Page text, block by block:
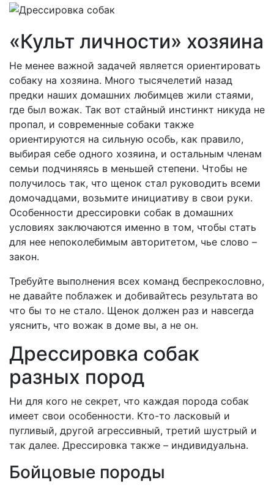
«Культ личности» хозяина
Не менее важной задачей является ориентировать
собаку на хозяина. Много тысячелетий назад
предки наших домашних любимцев жили стаями,
где был вожак. Так вот стайный инстинкт никуда не
пропал, и современные собаки также
ориентируются на сильную особь, как правило,
выбирая себе одного хозяина, и остальным членам
семьи подчиняясь в меньшей степени. Чтобы не
получилось так, что щенок стал руководить всеми
домочадцами, возьмите инициативу в свои руки.
Особенности дрессировки собак в домашних
условиях заключаются именно в том, чтобы стать
для нее непоколебимым авторитетом, чье слово –
закон.
Требуйте выполнения всех команд беспрекословно,
не давайте поблажек и добивайтесь результата во
что бы то не стало. Щенок должен раз и навсегда
уяснить, что вожак в доме вы, а не он.
Дрессировка собак
разных пород
Ни для кого не секрет, что каждая порода собак
имеет свои особенности. Кто-то ласковый и
пугливый, другой агрессивный, третий шустрый и
так далее. Дрессировка также – индивидуальна.
Бойцовые породы